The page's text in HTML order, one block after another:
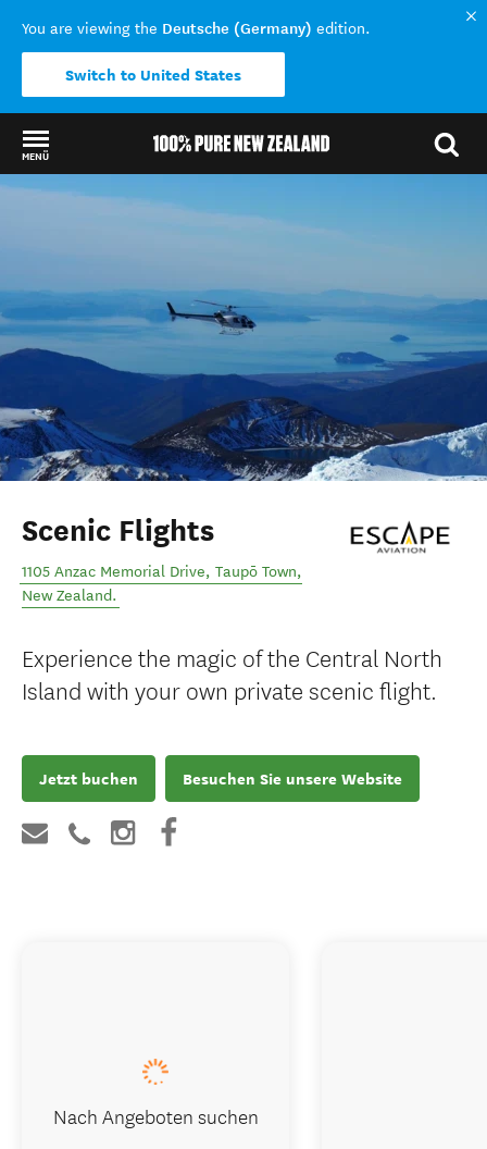
You are viewing the Deutsche (Germany) edition.
Switch to United States
MENÜ
Back to my results
Scenic Flights
1105 Anzac Memorial Drive, Taupō Town,
New Zealand.
Experience the magic of the Central North
Island with your own private scenic flight.
Jetzt buchen Besuchen Sie unsere Website
Nach Angeboten suchen